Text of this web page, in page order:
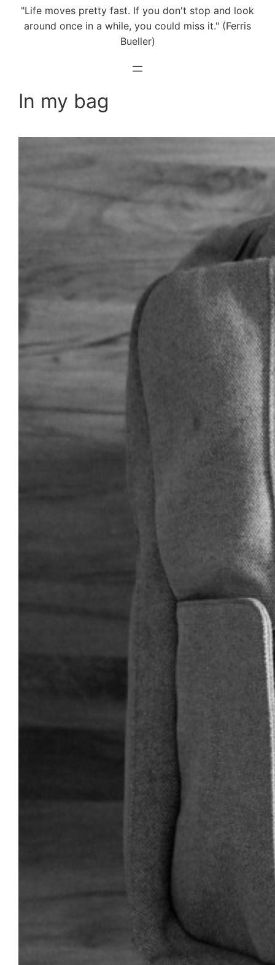
"Life moves pretty fast. If you don't stop and look
around once in a while, you could miss it." (Ferris
Bueller)
In my bag